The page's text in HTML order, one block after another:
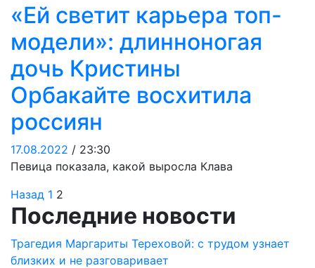
«Ей светит карьера топ-
модели»: длинноногая
дочь Кристины
Орбакайте восхитила
россиян
17.08.2022 / 23:30
Певица показала, какой выросла Клава
Навигация
по
записям
Назад 1 2
Последние новости
Трагедия Маргариты Тереховой: с трудом узнает
близких и не разговаривает